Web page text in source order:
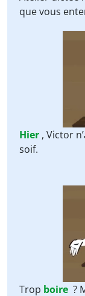
que vous
Hier , Victor
soif.
Trop boire ?